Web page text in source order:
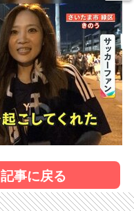
記事に戻る